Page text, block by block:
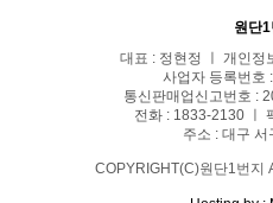
원단1
대표 : 정현정 ㅣ 개인정
사업자 등록번호
통신판매업신고번호 :
전화 : 1833-2130 ㅣ
주소 : 대구
COPYRIGHT(C)원단1번지